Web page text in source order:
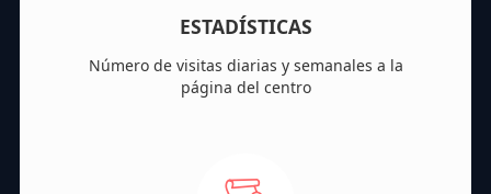
ESTADÍSTICAS
Número de visitas diarias y semanales a la
página del centro